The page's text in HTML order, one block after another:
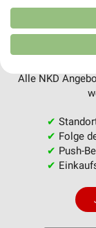
weekli -
Alle NKD
✔
✔ Folge
✔ Push-
✔
Kombinationen von
Verbesserung der
von Inhalten.
Daten können
Website/App.
Partnerliste
IAB-
Speichern von
auf einem
Verwendung
Werbeanzeigen